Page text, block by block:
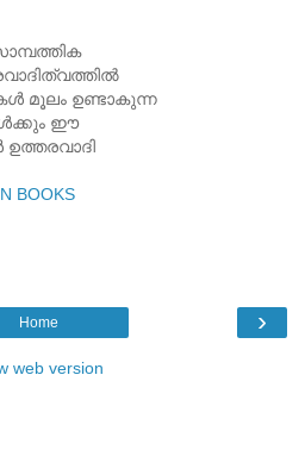
മൂലം ഉണ്ടാകുന്ന
ഈ
BOOKS
›
Home
web version